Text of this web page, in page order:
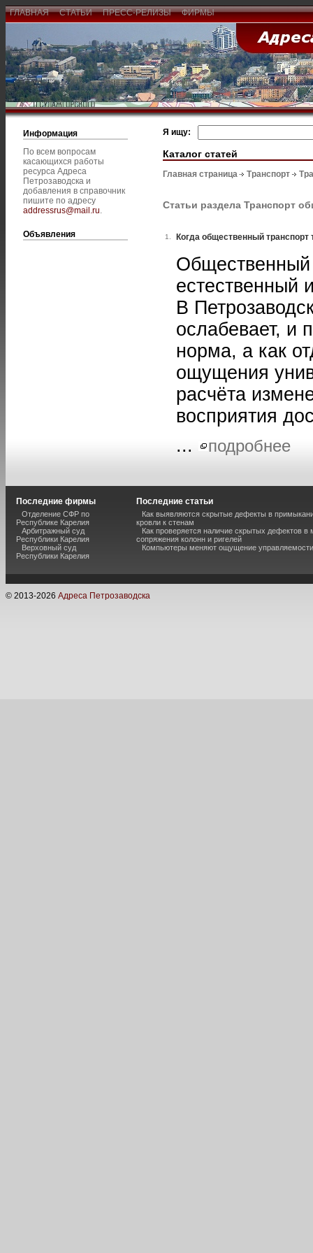
ГЛАВНАЯ СТАТЬИ ПРЕСС-РЕЛИЗЫ ФИРМЫ
Информация
По всем вопросам
касающихся работы
ресурса Адреса
Петрозаводска и
добавления в справочник
пишите по адресу
addressrus@mail.ru.
Объявления
Я ищу:
Каталог статей
Главная страница Транспорт
Статьи раздела Транспорт
1. Когда общественный
Общественный
естественный
В
ослабевает, и
норма, а как
ощущения
расчёта
восприятия
...
подробнее
Последние фирмы
Отделение СФР по
Республике Карелия
Арбитражный суд
Республики Карелия
Верховный суд
Республики Карелия
Последние статьи
Как выявляются скрытые дефекты в
кровли к стенам
Как проверяется наличие скрытых дефектов в
сопряжения колонн и ригелей
Компьютеры меняют ощущение управляемости
© 2013-2026 Адреса Петрозаводска